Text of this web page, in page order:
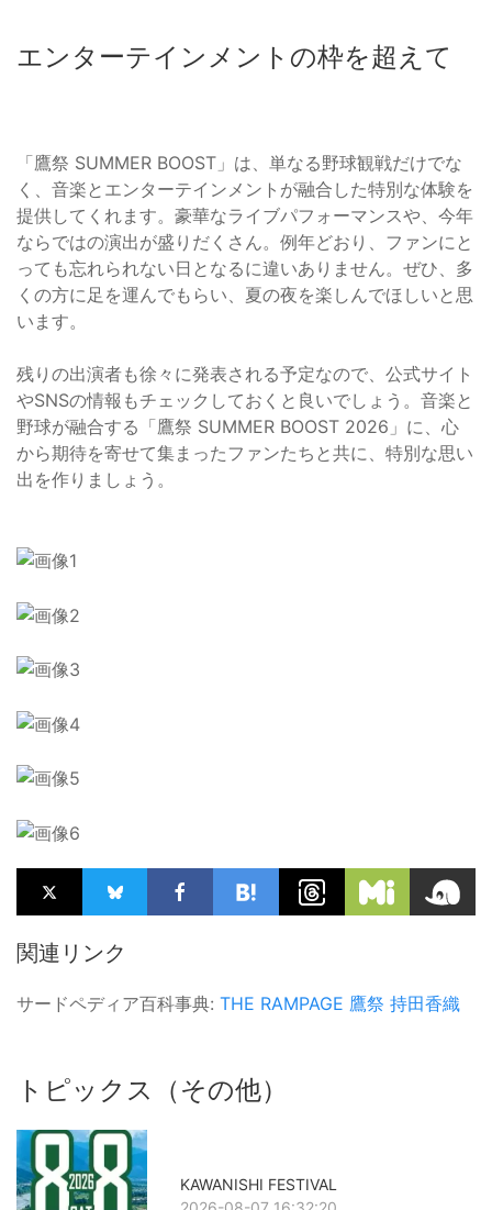
エンターテインメントの枠を超えて
「鷹祭 SUMMER BOOST」は、単なる野球観戦だけでな
く、音楽とエンターテインメントが融合した特別な体験を
提供してくれます。豪華なライブパフォーマンスや、今年
ならではの演出が盛りだくさん。例年どおり、ファンにと
っても忘れられない日となるに違いありません。ぜひ、多
くの方に足を運んでもらい、夏の夜を楽しんでほしいと思
います。
残りの出演者も徐々に発表される予定なので、公式サイト
やSNSの情報もチェックしておくと良いでしょう。音楽と
野球が融合する「鷹祭 SUMMER BOOST 2026」に、心
から期待を寄せて集まったファンたちと共に、特別な思い
出を作りましょう。
関連リンク
サードペディア百科事典: THE RAMPAGE 鷹祭 持田香織
トピックス（その他）
KAWANISHI FESTIVAL